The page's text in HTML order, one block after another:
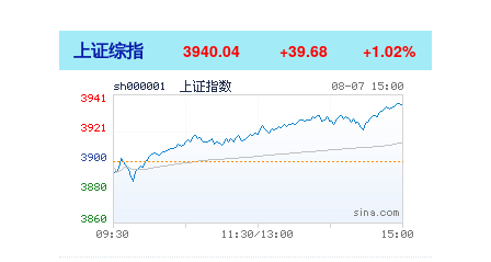
上证综指 3940.04 +39.68 +1.02%